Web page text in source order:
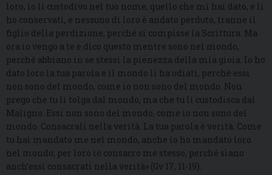
loro, io li custodivo nel tuo nome, quello che mi hai dato, e li
ho conservati, e nessuno di loro è andato perduto, tranne il
figlio della perdizione, perché si compisse la Scrittura. Ma
ora io vengo a te e dico questo mentre sono nel mondo,
perché abbiano in se stessi la pienezza della mia gioia. Io ho
dato loro la tua parola e il mondo li ha odiati, perché essi
non sono del mondo, come io non sono del mondo. Non
prego che tu li tolga dal mondo, ma che tu li custodisca dal
Maligno. Essi non sono del mondo, come io non sono del
mondo. Consacrali nella verità. La tua parola è verità. Come
tu hai mandato me nel mondo, anche io ho mandato loro
nel mondo; per loro io consacro me stesso, perché siano
anch’essi consacrati nella verità» (Gv 17, 11-19).